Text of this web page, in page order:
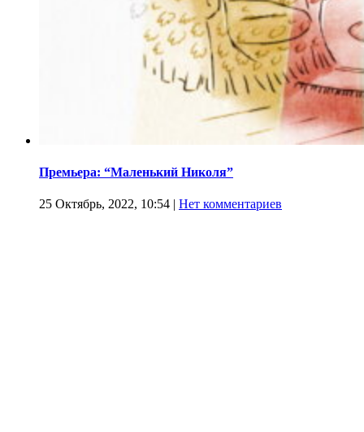
Премьера: “Маленький Николя”
25 Октябрь, 2022, 10:54 | Нет комментариев